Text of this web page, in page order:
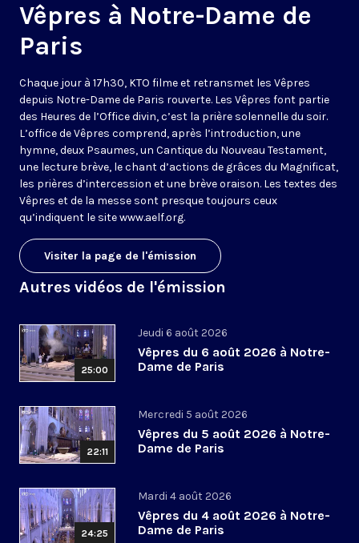
Vêpres à Notre-Dame de
Paris
Chaque jour à 17h30, KTO filme et retransmet les Vêpres
depuis Notre-Dame de Paris rouverte. Les Vêpres font partie
des Heures de l’Office divin, c’est la prière solennelle du soir.
L’office de Vêpres comprend, après l’introduction, une
hymne, deux Psaumes, un Cantique du Nouveau Testament,
une lecture brève, le chant d’actions de grâces du Magnificat,
les prières d’intercession et une brève oraison. Les textes des
Vêpres et de la messe sont presque toujours ceux
qu’indiquent le sitewww.aelf.org.
Visiter la page de l'émission
Autres vidéos de l'émission
25:00
Jeudi 6 août 2026
Vêpres du 6 août 2026 à Notre-
Dame de Paris
22:11
Mercredi 5 août 2026
Vêpres du 5 août 2026 à Notre-
Dame de Paris
24:25
Mardi 4 août 2026
Vêpres du 4 août 2026 à Notre-
Dame de Paris